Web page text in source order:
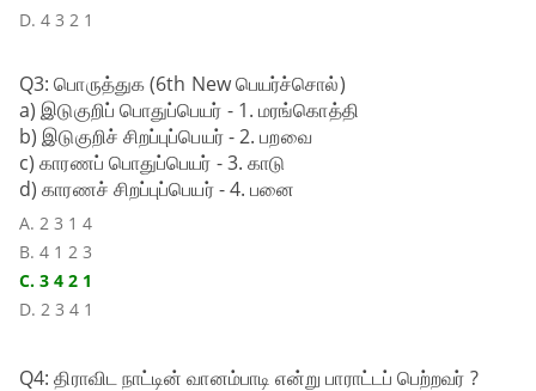
D. 4 3 2 1
Q3: பொருத்துக (6th New பெயர்ச்சொல்)
a) இடுகுறிப் பொதுப்பெயர் - 1. மரங்கொத்தி
b) இடுகுறிச் சிறப்புப்பெயர் - 2. பறவை
c) காரணப் பொதுப்பெயர் - 3. காடு
d) காரணச் சிறப்புப்பெயர் - 4. பனை
A. 2 3 1 4
B. 4 1 2 3
C. 3 4 2 1
D. 2 3 4 1
Q4: திராவிட நாட்டின் வானம்பாடி என்று பாராட்டப் பெற்றவர் ?